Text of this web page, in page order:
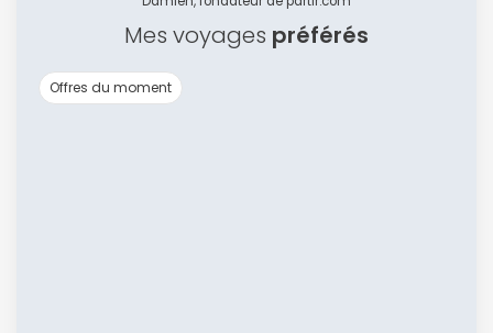
Mes voyages préférés
Offres du moment